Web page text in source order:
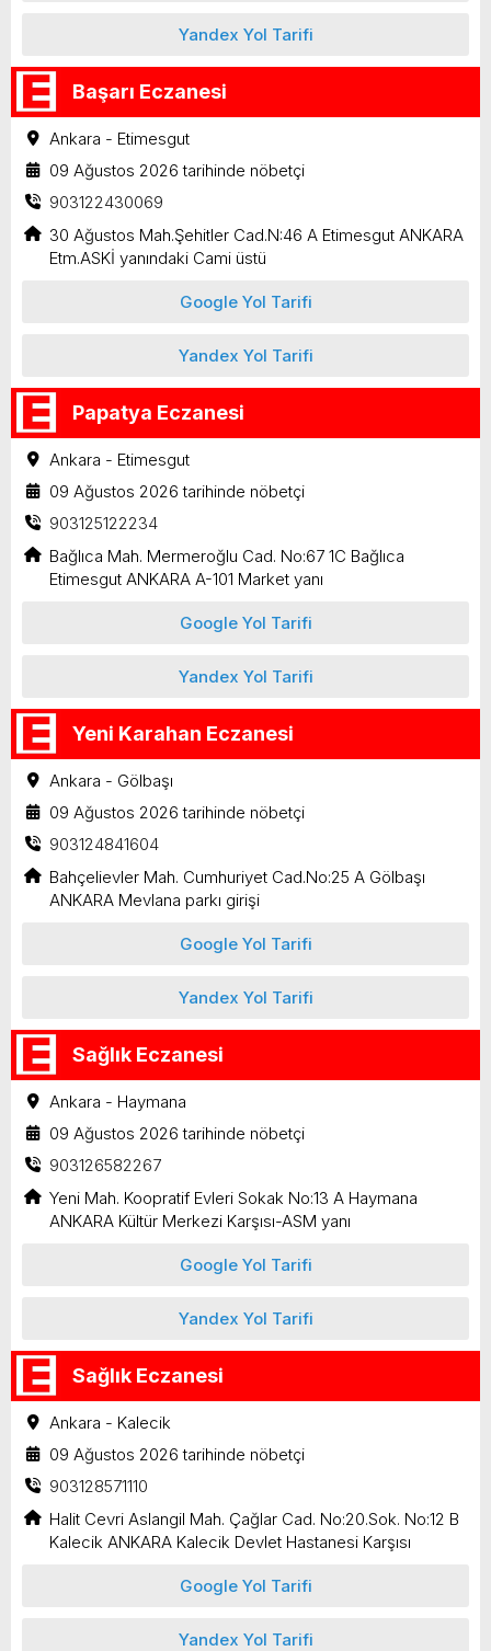
Yandex Yol Tarifi
Başarı Eczanesi
Ankara - Etimesgut
09 Ağustos 2026 tarihinde nöbetçi
903122430069
30 Ağustos Mah.Şehitler Cad.N:46 A Etimesgut ANKARA
Etm.ASKİ yanındaki Cami üstü
Google Yol Tarifi
Yandex Yol Tarifi
Papatya Eczanesi
Ankara - Etimesgut
09 Ağustos 2026 tarihinde nöbetçi
903125122234
Bağlıca Mah. Mermeroğlu Cad. No:67 1C Bağlıca
Etimesgut ANKARA A-101 Market yanı
Google Yol Tarifi
Yandex Yol Tarifi
Yeni Karahan Eczanesi
Ankara - Gölbaşı
09 Ağustos 2026 tarihinde nöbetçi
903124841604
Bahçelievler Mah. Cumhuriyet Cad.No:25 A Gölbaşı
ANKARA Mevlana parkı girişi
Google Yol Tarifi
Yandex Yol Tarifi
Sağlık Eczanesi
Ankara - Haymana
09 Ağustos 2026 tarihinde nöbetçi
903126582267
Yeni Mah. Koopratif Evleri Sokak No:13 A Haymana
ANKARA Kültür Merkezi Karşısı-ASM yanı
Google Yol Tarifi
Yandex Yol Tarifi
Sağlık Eczanesi
Ankara - Kalecik
09 Ağustos 2026 tarihinde nöbetçi
903128571110
Halit Cevri Aslangil Mah. Çağlar Cad. No:20.Sok. No:12 B
Kalecik ANKARA Kalecik Devlet Hastanesi Karşısı
Google Yol Tarifi
Yandex Yol Tarifi